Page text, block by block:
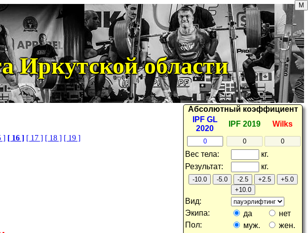
Иркутской области
] [ 16 ] [ 17 ] [ 18 ] [ 19 ]
Абсолютный коэффициент
IPF GL
2020
IPF 2019 Wilks
вес тела:
кг.
результат: кг.
-10.0 -5.0 -2.5 +2.5
+5.0
+10.0
вид:
экипа:
да
нет
пол:
муж. жен.